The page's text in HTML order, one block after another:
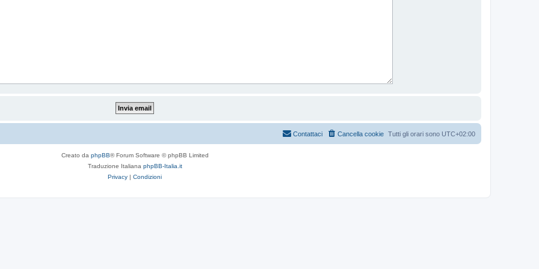
Tutti gli orari sono UTC+02:00
Cancella cookie
Contattaci
Creato da phpBB® Forum Software © phpBB Limited
Traduzione Italiana phpBB-Italia.it
Privacy | Condizioni